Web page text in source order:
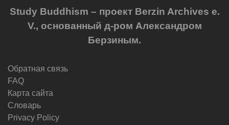
Study Buddhism – проект Berzin Archives e.
V., основанный д-ром Александром
Берзиным.
Обратная связь
FAQ
Карта сайта
Словарь
Privacy Policy